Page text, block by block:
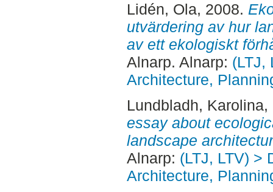
Lidén, Ola, 2008.
utvärdering av hur
av ett ekologiskt
Alnarp. Alnarp: (LTJ,
Architecture,
Lundbladh, Karolina,
essay about
landscape
Alnarp: (LTJ, LTV) >
Architecture,